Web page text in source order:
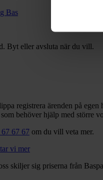
Bas
Byt eller avsluta när du vill.
registrera ärenden på
som behöver hjälp med större
67 67 om du vill veta mer.
vi mer
skiljer sig priserna från